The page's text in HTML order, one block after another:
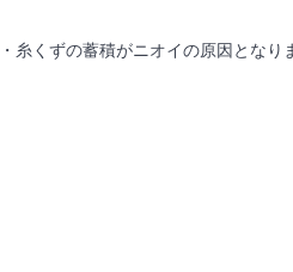
くずの蓄積がニオイの原因となり